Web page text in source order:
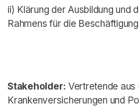
ii) Klärung der Ausbildung und
Rahmens für die
Stakeholder: Vertretende aus
Krankenversicherungen und